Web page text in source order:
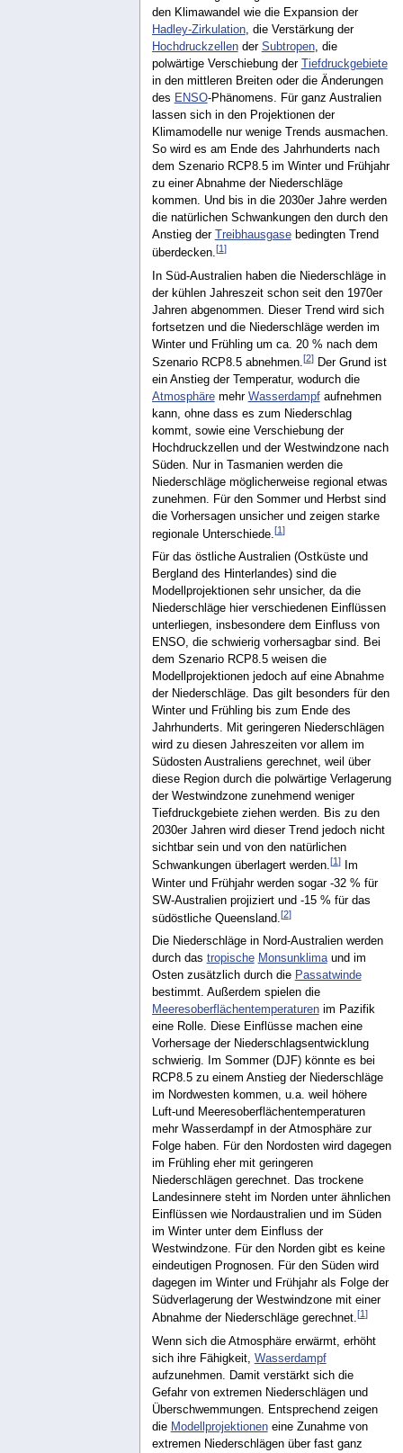
den Klimawandel wie die Expansion der
Hadley-Zirkulation, die Verstärkung der
Hochdruckzellender Subtropen, die
polwärtige Verschiebung der
Tiefdruckgebiete
in den mittleren Breiten oder die Änderungen
des ENSO-Phänomens. Für ganz Australien
lassen sich in den Projektionen der
Klimamodelle nur wenige Trends ausmachen.
So wird es am Ende des Jahrhunderts nach
dem Szenario RCP8.5 im Winter und Frühjahr
zu einer Abnahme der Niederschläge
kommen. Und bis in die 2030er Jahre werden
die natürlichen Schwankungen den durch den
Anstieg der
Treibhausgasebedingten Trend
überdecken.[1]
In Süd-Australien haben die Niederschläge in
der kühlen Jahreszeit schon seit den 1970er
Jahren abgenommen. Dieser Trend wird sich
fortsetzen und die Niederschläge werden im
Winter und Frühling um ca. 20 % nach dem
Szenario RCP8.5 abnehmen.[2]Der Grund ist
ein Anstieg der Temperatur, wodurch die
Atmosphäremehr Wasserdampfaufnehmen
kann, ohne dass es zum Niederschlag
kommt, sowie eine Verschiebung der
Hochdruckzellen und der Westwindzone nach
Süden. Nur in Tasmanien werden die
Niederschläge möglicherweise regional etwas
zunehmen. Für den Sommer und Herbst sind
die Vorhersagen unsicher und zeigen starke
regionale Unterschiede.[1]
Für das östliche Australien (Ostküste und
Bergland des Hinterlandes) sind die
Modellprojektionen sehr unsicher, da die
Niederschläge hier verschiedenen Einflüssen
unterliegen, insbesondere dem Einfluss von
ENSO, die schwierig vorhersagbar sind. Bei
dem Szenario RCP8.5 weisen die
Modellprojektionen jedoch auf eine Abnahme
der Niederschläge. Das gilt besonders für den
Winter und Frühling bis zum Ende des
Jahrhunderts. Mit geringeren Niederschlägen
wird zu diesen Jahreszeiten vor allem im
Südosten Australiens gerechnet, weil über
diese Region durch die polwärtige Verlagerung
der Westwindzone zunehmend weniger
Tiefdruckgebiete ziehen werden. Bis zu den
2030er Jahren wird dieser Trend jedoch nicht
sichtbar sein und von den natürlichen
Schwankungen überlagert werden.[1]Im
Winter und Frühjahr werden sogar -32 % für
SW-Australien projiziert und -15 % für das
südöstliche Queensland.[2]
Die Niederschläge in Nord-Australien werden
durch das tropische Monsunklimaund im
Osten zusätzlich durch die Passatwinde
bestimmt. Außerdem spielen die
Meeresoberflächentemperaturenim Pazifik
eine Rolle. Diese Einflüsse machen eine
Vorhersage der Niederschlagsentwicklung
schwierig. Im Sommer (DJF) könnte es bei
RCP8.5 zu einem Anstieg der Niederschläge
im Nordwesten kommen, u.a. weil höhere
Luft-und Meeresoberflächentemperaturen
mehr Wasserdampf in der Atmosphäre zur
Folge haben. Für den Nordosten wird dagegen
im Frühling eher mit geringeren
Niederschlägen gerechnet. Das trockene
Landesinnere steht im Norden unter ähnlichen
Einflüssen wie Nordaustralien und im Süden
im Winter unter dem Einfluss der
Westwindzone. Für den Norden gibt es keine
eindeutigen Prognosen. Für den Süden wird
dagegen im Winter und Frühjahr als Folge der
Südverlagerung der Westwindzone mit einer
Abnahme der Niederschläge gerechnet.[1 ]
Wenn sich die Atmosphäre erwärmt, erhöht
sich ihre Fähigkeit, Wasserdampf
aufzunehmen. Damit verstärkt sich die
Gefahr von extremen Niederschlägen und
Überschwemmungen. Entsprechend zeigen
die Modellprojektioneneine Zunahme von
extremen Niederschlägen über fast ganz